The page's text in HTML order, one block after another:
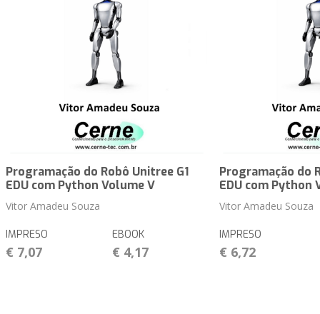
Programação do Robô Unitree G1
EDU com Python Volume V
Vitor Amadeu Souza
IMPRESO
€ 7,07
EBOOK
€ 4,17
Programação do
EDU com Python
Vitor Amadeu Souza
IMPRESO
€ 6,72